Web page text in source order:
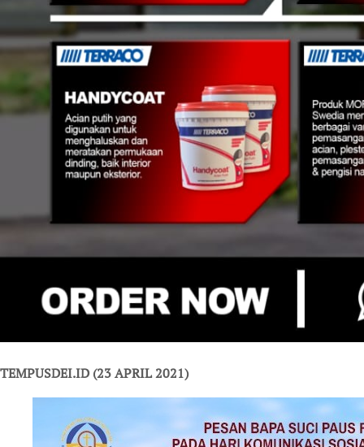
TEMPUSDEI.ID (23 APRIL 2021)